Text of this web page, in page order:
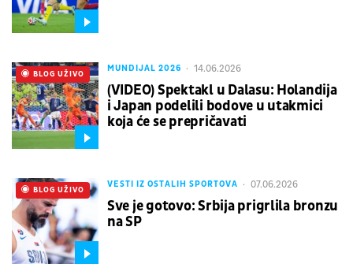
MUNDIJAL 2026 14.06.2026
(VIDEO) Spektakl u Dalasu: Holandija
i Japan podelili bodove u utakmici
koja će se prepričavati
UŽIVO
BLOG UŽIVO
VESTI IZ OSTALIH SPORTOVA 07.06.2026
Sve je gotovo: Srbija prigrlila bronzu
na SP
UŽIVO
BLOG UŽIVO